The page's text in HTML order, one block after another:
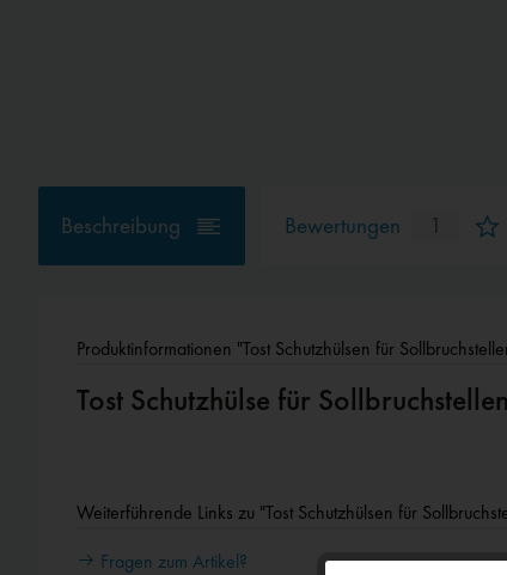
Beschreibung Bewertungen 1
Produktinformationen "Tost Schutzhülsen für
Tost Schutzhülse für
Weiterführende Links zu "Tost Schutzhülsen für
Fragen zum Artikel?